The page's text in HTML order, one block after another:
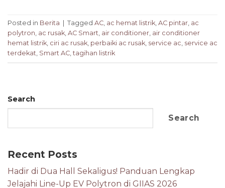
Posted in Berita Tagged AC, ac hemat listrik, AC pintar, ac
polytron, ac rusak, AC Smart, air conditioner, air conditioner
hemat listrik, ciri ac rusak, perbaiki ac rusak, service ac, service ac
terdekat, Smart AC, tagihan listrik
Search
Search
Recent Posts
Hadir di Dua Hall Sekaligus! Panduan Lengkap
Jelajahi Line-Up EV Polytron di GIIAS 2026